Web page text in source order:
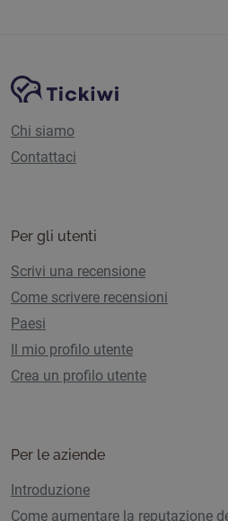
Navigazione del sito
Piattaforma
Chi siamo
Contattaci
Per gli utenti
Scrivi una recensione
Come scrivere recensioni
Paesi
Il mio profilo utente
Crea un profilo utente
Per le aziende
Introduzione
Come aumentare la reputazione